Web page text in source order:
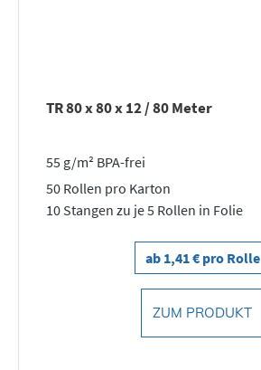
TR 80 x 80 x 12 / 80 Meter
55 g/m² BPA-frei
50 Rollen pro Karton
10 Stangen zu je 5 Rollen in Folie
ab 1,41 € pro Rolle
ZUM PRODUKT